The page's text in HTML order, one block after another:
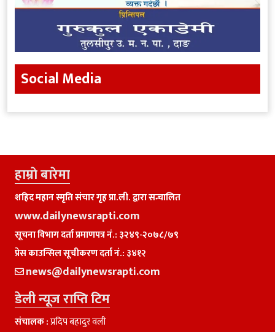
Social Media
हाम्राे बारेमा
शहिद महान स्मृति संचार गृह प्रा.ली. द्वारा सन्चालित
www.dailynewsrapti.com
सूचना विभाग दर्ता प्रमाणपत्र नं.: ३२४९-२०७८/७९
प्रेस काउन्सिल सूचीकरण दर्ता नं.: ३४१२
news@dailynewsrapti.com
डेली न्यूज राप्ति टिम
संचालक :प्रदिप बहादुर वली